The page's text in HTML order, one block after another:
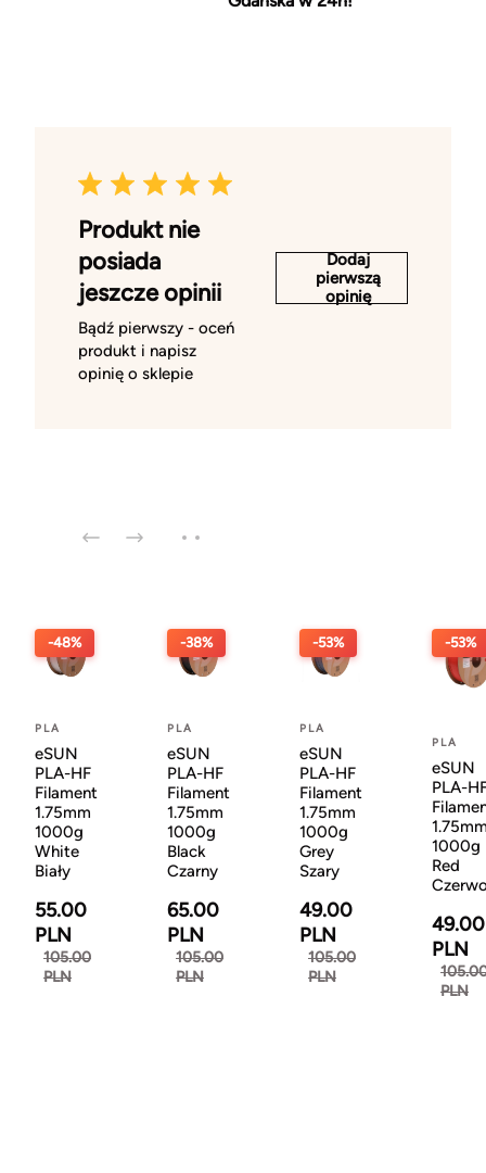
Produkt nie
posiada
jeszcze opinii
Bądź pierwszy - oceń
produkt i napisz
opinię o sklepie
Dodaj
pierwszą
opinię
-48%
PLA
eSUN
PLA-HF
Filament
1.75mm
1000g
White
Biały
55.00
PLN
105.00
PLN
-38%
PLA
eSUN
PLA-HF
Filament
1.75mm
1000g
Black
Czarny
65.00
PLN
105.00
PLN
-53%
PLA
eSUN
PLA-HF
Filament
1.75mm
1000g
Grey
Szary
49.00
PLN
105.00
PLN
-53%
PLA
eSUN
PLA-
1000g
Red
49.00
PLN
PLN